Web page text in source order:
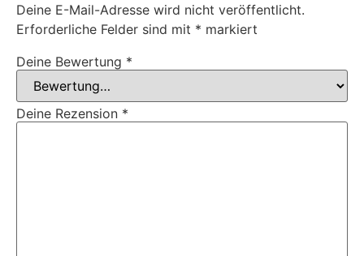
Deine E-Mail-Adresse wird nicht veröffentlicht.
Erforderliche Felder sind mit * markiert
Deine Bewertung *
Deine Rezension *